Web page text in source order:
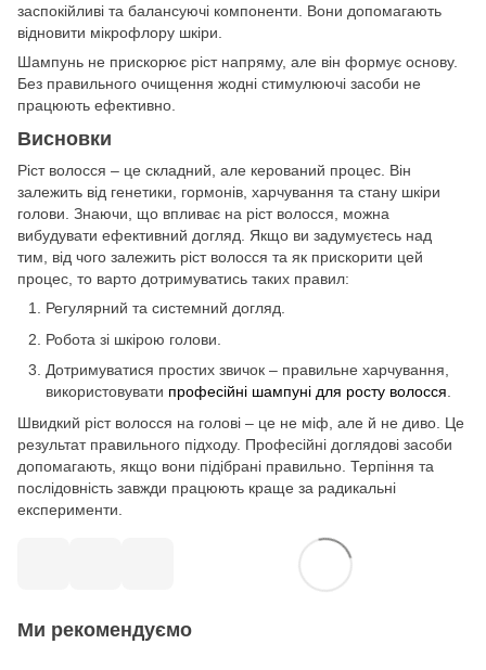
заспокійливі та балансуючі компоненти. Вони допомагають
відновити мікрофлору шкіри.
Шампунь не прискорює ріст напряму, але він формує основу.
Без правильного очищення жодні стимулюючі засоби не
працюють ефективно.
Висновки
Ріст волосся – це складний, але керований процес. Він
залежить від генетики, гормонів, харчування та стану шкіри
голови. Знаючи, що впливає на ріст волосся, можна
вибудувати ефективний догляд. Якщо ви задумуєтесь над
тим, від чого залежить ріст волосся та як прискорити цей
процес, то варто дотримуватись таких правил:
Регулярний та системний догляд.
Робота зі шкірою голови.
Дотримуватися простих звичок – правильне харчування,
використовувати професійні шампуні для росту волосся
Швидкий ріст волосся на голові – це не міф, але й не диво. Це
результат правильного підходу. Професійні доглядові засоби
допомагають, якщо вони підібрані правильно. Терпіння та
послідовність завжди працюють краще за радикальні
експерименти.
Ми рекомендуємо